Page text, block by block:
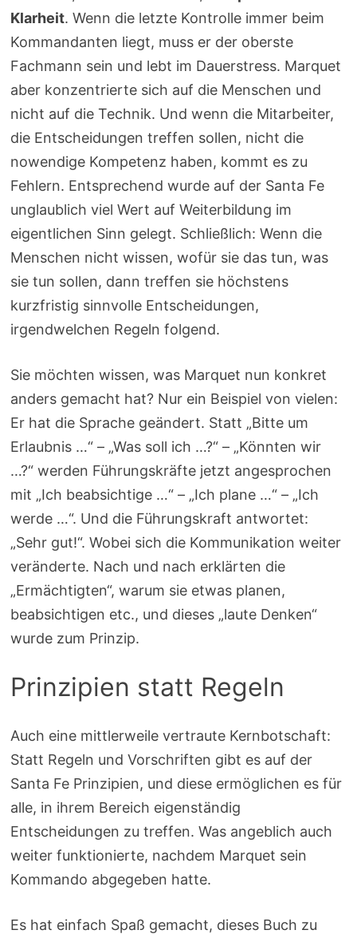
Klarheit. Wenn die letzte Kontrolle immer beim
Kommandanten liegt, muss er der oberste
Fachmann sein und lebt im Dauerstress. Marquet
aber konzentrierte sich auf die Menschen und
nicht auf die Technik. Und wenn die Mitarbeiter,
die Entscheidungen treffen sollen, nicht die
nowendige Kompetenz haben, kommt es zu
Fehlern. Entsprechend wurde auf der Santa Fe
unglaublich viel Wert auf Weiterbildung im
eigentlichen Sinn gelegt. Schließlich: Wenn die
Menschen nicht wissen, wofür sie das tun, was
sie tun sollen, dann treffen sie höchstens
kurzfristig sinnvolle Entscheidungen,
irgendwelchen Regeln folgend.
Sie möchten wissen, was Marquet nun konkret
anders gemacht hat? Nur ein Beispiel von vielen:
Er hat die Sprache geändert. Statt „Bitte um
Erlaubnis …“ – „Was soll ich …?“ – „Könnten wir
…?“ werden Führungskräfte jetzt angesprochen
mit „Ich beabsichtige …“ – „Ich plane …“ – „Ich
werde …“. Und die Führungskraft antwortet:
„Sehr gut!“. Wobei sich die Kommunikation weiter
veränderte. Nach und nach erklärten die
„Ermächtigten“, warum sie etwas planen,
beabsichtigen etc., und dieses „laute Denken“
wurde zum Prinzip.
Prinzipien statt Regeln
Auch eine mittlerweile vertraute Kernbotschaft:
Statt Regeln und Vorschriften gibt es auf der
Santa Fe Prinzipien, und diese ermöglichen es für
alle, in ihrem Bereich eigenständig
Entscheidungen zu treffen. Was angeblich auch
weiter funktionierte, nachdem Marquet sein
Kommando abgegeben hatte.
Es hat einfach Spaß gemacht, dieses Buch zu